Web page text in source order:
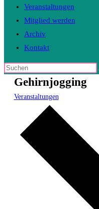
Veranstaltungen
Mitglied werden
Archiv
Kontakt
Diese
Website
durchsuchen
Gehirnjogging
Veranstaltungen